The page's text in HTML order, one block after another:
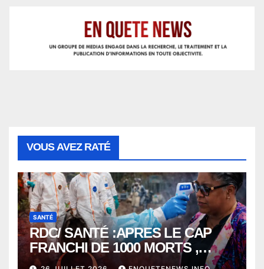
VOUS AVEZ RATÉ
SANTÉ
RDC/ SANTÉ :APRES LE CAP
FRANCHI DE 1000 MORTS ,
EBOLA BAT SON RECORD AVEC